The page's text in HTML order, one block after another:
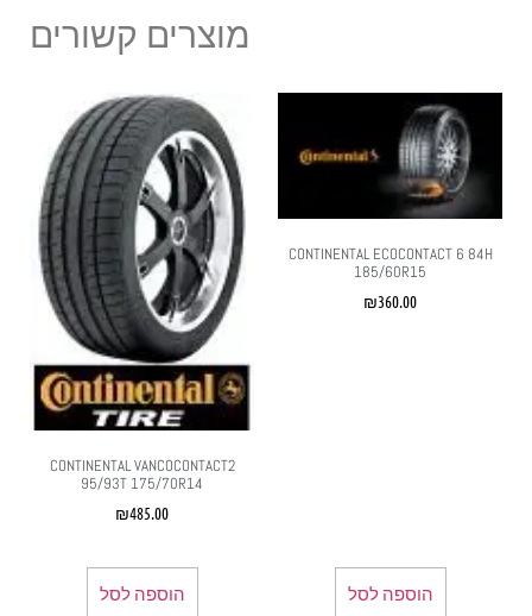
מוצרים קשורים
CONTINENTAL ECOCONTACT 6 84H
185/60R15
₪360.00
הוספה לסל
CONTINENTAL VANCOCONTACT2
95/93T 175/70R14
₪485.00
הוספה לסל